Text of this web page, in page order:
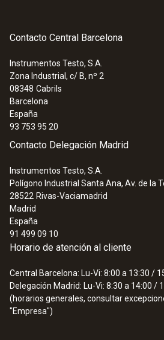
:0563 0510
en sistemas HVAC
215,99 €
Contacto Central Barcelona
Instrumentos Testo, S.A.
Zona Industrial, c/ B, nº 2
08348 Cabrils
Barcelona
España
93 753 95 20
Contacto Delegación Madrid
Instrumentos Testo, S.A.
Polígono Industrial Santa Ana, Av. de la
28522 Rivas-Vaciamadrid
Madrid
España
91 499 09 10
Horario de atención al cliente
Central Barcelona: Lu-Vi: 8:00 a 13:30 /
Delegación Madrid: Lu-Vi: 8:30 a 14:00 /
(horarios generales, consultar
"Empresa")